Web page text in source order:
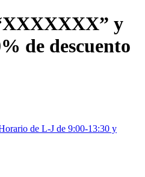
y
de descuento
de L-J de 9:00-13:30 y